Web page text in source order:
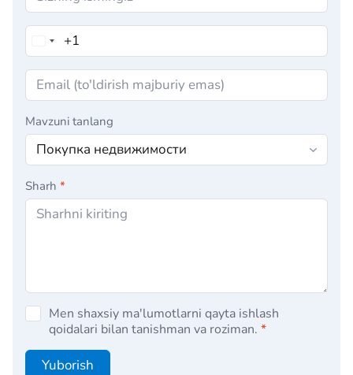
Mavzuni tanlang
Sharh *
Men shaxsiy ma'lumotlarni qayta ishlash
qoidalari bilan tanishman va roziman. *
Yuborish